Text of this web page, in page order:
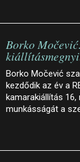
Borko
Borko Močević
kezdődik az év a
kamarakiállítás
munkásságát a